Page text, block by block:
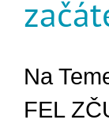
Na
FEL